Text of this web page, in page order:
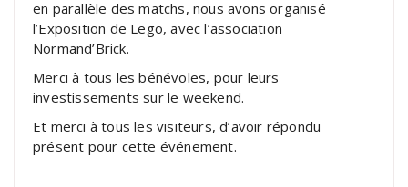
en parallèle des matchs, nous avons organisé
l’Exposition de Lego, avec l’association
Normand’Brick.
Merci à tous les bénévoles, pour leurs
investissements sur le weekend.
Et merci à tous les visiteurs, d’avoir répondu
présent pour cette événement.